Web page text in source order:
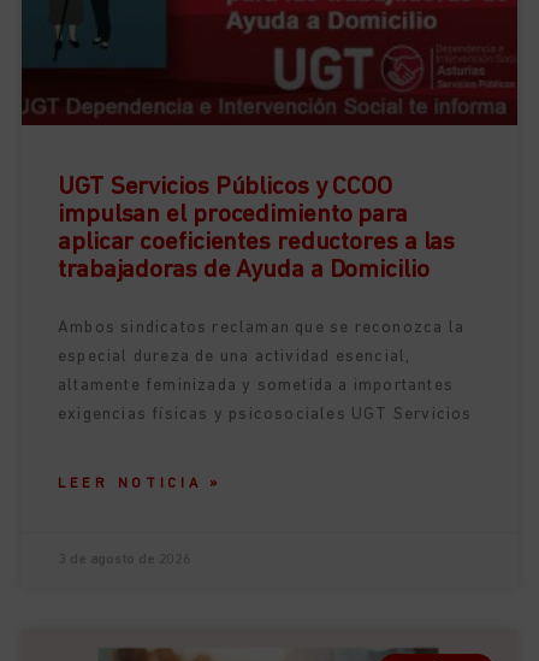
UGT Servicios Públicos y CCOO
impulsan el procedimiento para
aplicar coeficientes reductores a las
trabajadoras de Ayuda a Domicilio
Ambos sindicatos reclaman que se reconozca la
especial dureza de una actividad esencial,
altamente feminizada y sometida a importantes
exigencias físicas y psicosociales UGT Servicios
LEER NOTICIA »